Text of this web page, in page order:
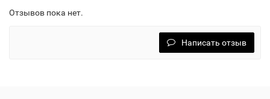
Отзывов пока нет.
Написать отзыв